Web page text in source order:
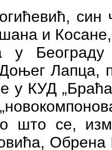
син
и Косане,
у
Лапца,
у КУД
што се,
Обрена